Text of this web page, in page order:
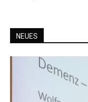
NEUES